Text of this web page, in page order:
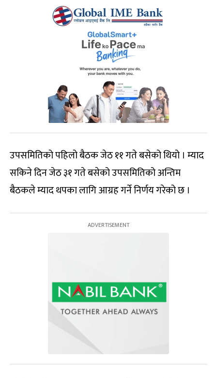
उपसमितिको पहिलो बैठक जेठ ११ गते बसेको थियो । म्याद
सकिने दिन जेठ ३१ गते बसेको उपसमितिको अन्तिम
बैठकले म्याद थपका लागि आग्रह गर्ने निर्णय गरेको छ ।